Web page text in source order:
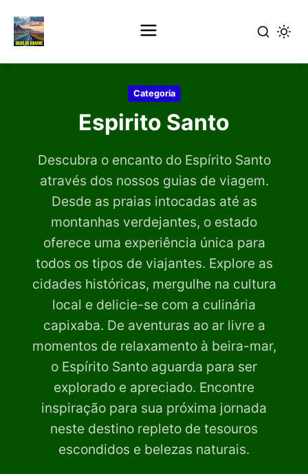
Categoria
Espirito Santo
Descubra o encanto do Espírito Santo
através dos nossos guias de viagem.
Desde as praias intocadas até as
montanhas verdejantes, o estado
oferece uma experiência única para
todos os tipos de viajantes. Explore as
cidades históricas, mergulhe na cultura
local e delicie-se com a culinária
capixaba. De aventuras ao ar livre a
momentos de relaxamento à beira-mar,
o Espírito Santo aguarda para ser
explorado e apreciado. Encontre
inspiração para sua próxima jornada
neste destino repleto de tesouros
escondidos e belezas naturais.